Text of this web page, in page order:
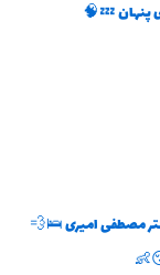
پنهان 💤🧠